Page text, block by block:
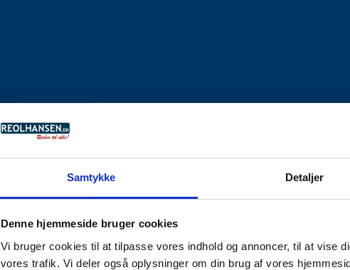
Samtykke Detaljer
Denne hjemmeside bruger cookies
Vi bruger cookies til at tilpasse vores indhold og annoncer, til at vise
vores trafik. Vi deler også oplysninger om din brug af vores